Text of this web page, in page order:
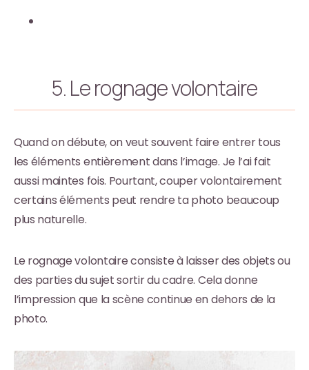
5. Le rognage volontaire
Quand on débute, on veut souvent faire entrer tous
les éléments entièrement dans l’image. Je l’ai fait
aussi maintes fois. Pourtant, couper volontairement
certains éléments peut rendre ta photo beaucoup
plus naturelle.
Le rognage volontaire consiste à laisser des objets ou
des parties du sujet sortir du cadre. Cela donne
l’impression que la scène continue en dehors de la
photo.